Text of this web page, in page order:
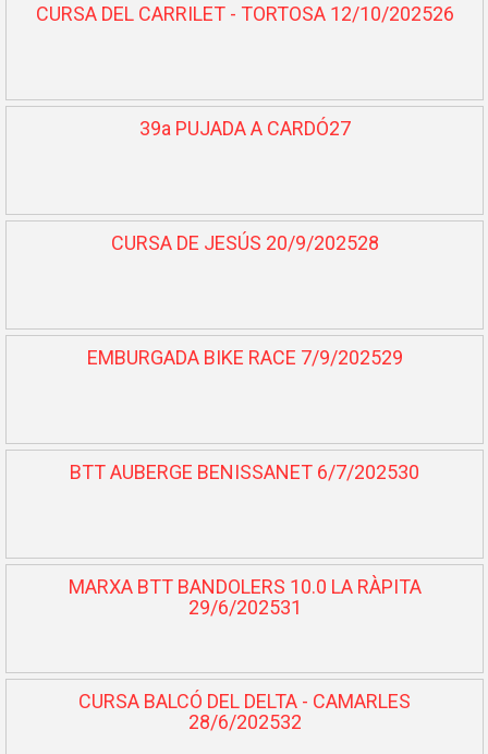
CURSA DEL CARRILET - TORTOSA 12/10/202526
39a PUJADA A CARDÓ27
CURSA DE JESÚS 20/9/202528
EMBURGADA BIKE RACE 7/9/202529
BTT AUBERGE BENISSANET 6/7/202530
MARXA BTT BANDOLERS 10.0 LA RÀPITA
29/6/202531
CURSA BALCÓ DEL DELTA - CAMARLES
28/6/202532